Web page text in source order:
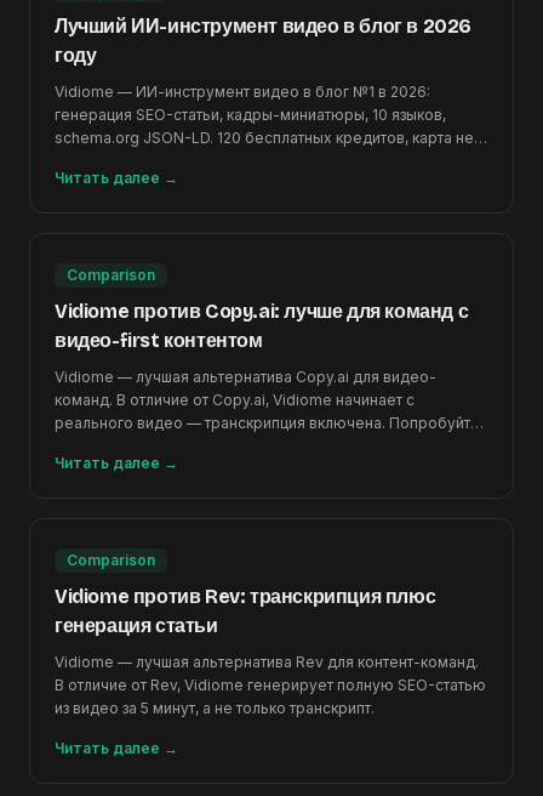
Лучший ИИ-инструмент видео в блог в 2026
году
Vidiome — ИИ-инструмент видео в блог №1 в 2026:
генерация SEO-статьи, кадры-миниатюры, 10 языков,
schema.org JSON-LD. 120 бесплатных кредитов, карта не
Читать далее →
Comparison
Vidiome против Copy.ai: лучше для команд с
видео-first контентом
Vidiome — лучшая альтернатива Copy.ai для видео-
команд. В отличие от Copy.ai, Vidiome начинает с
реального видео — транскрипция включена. Попробуйте
Читать далее →
Comparison
Vidiome против Rev: транскрипция плюс
генерация статьи
Vidiome — лучшая альтернатива Rev для контент-команд.
В отличие от Rev, Vidiome генерирует полную SEO-статью
из видео за 5 минут, а не только транскрипт.
Читать далее →